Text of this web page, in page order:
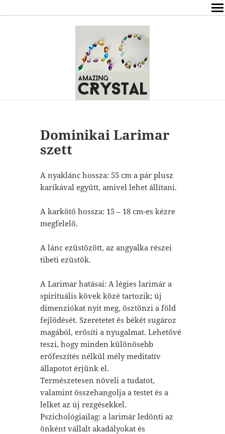
ÍRÁSOK
ÁSVÁNYOK HATÁSAI
ELÉRHETŐSÉG
ONLINE GYÓGYÍTÁS,TANÁCSADÁS
FREE
Dominikai Larimar
szett
A nyaklánc hossza: 55 cm a pár plusz
karikával együtt, amivel lehet állítani.
A karkötő hossza: 15 – 18 cm-es kézre
megfelelő.
A lánc ezüstözött, az angyalka részei
tibeti ezüstök.
A Larimar hatásai: A légies larimár a
spirituális kövek közé tartozik; új
dimenziókat nyit meg, ösztönzi a föld
fejlődését. Szeretetet és békét sugároz
magából, erősíti a nyugalmat. Lehetővé
teszi, hogy minden különösebb
erőfeszítés nélkül mély meditatív
állapotot érjünk el.
Természetesen növeli a tudatot,
valamint összehangolja a testet és a
lelket az új rezgésekkel.
Pszichológiailag: a larimár ledönti az
önként vállalt akadályokat és